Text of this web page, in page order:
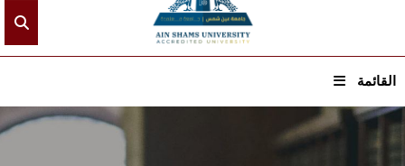
القائمة
الرئيسيـة